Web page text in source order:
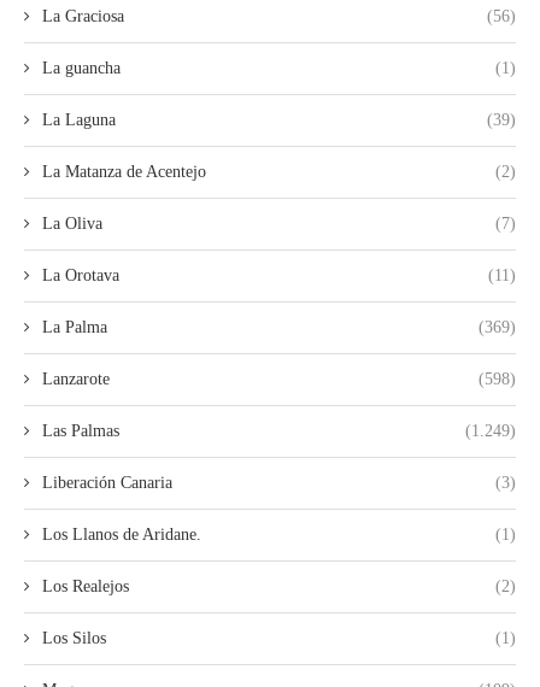
La Graciosa (56)
La guancha (1)
La Laguna (39)
La Matanza de Acentejo (2)
La Oliva (7)
La Orotava (11)
La Palma (369)
Lanzarote (598)
Las Palmas (1.249)
Liberación Canaria (3)
Los Llanos de Aridane. (1)
Los Realejos (2)
Los Silos (1)